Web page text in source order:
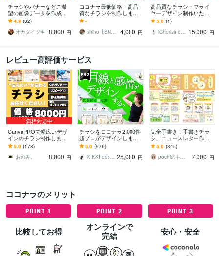
チラシやバナーなどご希
望の画像データを作成し
ます 【どのようなジャン
ルでも対応いたしま
す！】
4.9 (32)
オカダイツキ
8,000 円
ココナラ最低価格｜高品
質なチラシを制作します
美容・店舗・企業・イベ
ントなど幅広いジャンル
に対応◎
-
shiho【SNS運用×デザイン戦略】
4,000 円
高品質なチラシ・フライ
ヤーデザイン制作いたし
ます 丁寧なヒアリングと
デザインで、魅力を伝え
るチラシを作ります
5.0 (1)
iCherish design 15,000 円
レビュー高評価サービス
満枠対応中
CanvaPROで幅広いデザ
インのチラシ制作します
速い！低価格！高クオリ
ティを実現！！満足させ
ます！
5.0 (178)
おのみ。
8,000 円
チラシをココナラ2,000件
超プロがデザインします
美しいレイアウト、目を
惹くビジュアルのフライ
ヤー・チラシ
5.0 (976)
KIKKI design 25,000 円
完全手書き！手書きチラ
シ、ニュースレター作成
します 手書きチラシ、PO
Pのネットオーダー総件数
は700件以上！
5.0 (345)
pochiの手書き工房
7,000 円
ココナラのメリット
比較してお得
オンラインで
完結
安心・安全